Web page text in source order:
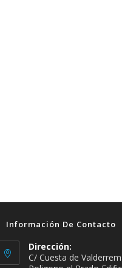
Información De Contacto
Dirección:
C/ Cuesta de